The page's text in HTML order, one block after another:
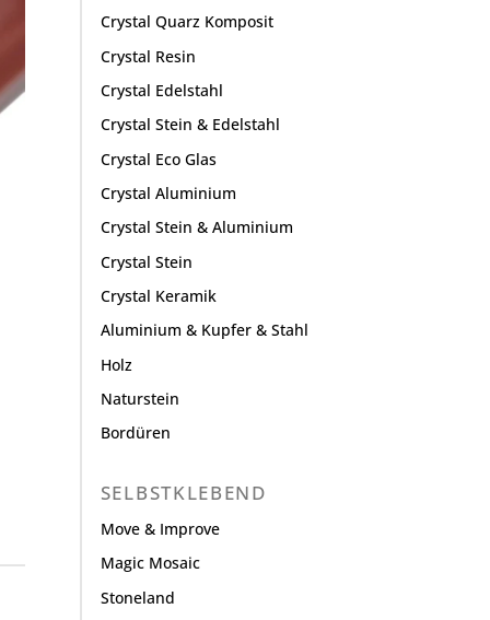
Crystal Quarz Komposit
Crystal Resin
Crystal Edelstahl
Crystal Stein & Edelstahl
Crystal Eco Glas
Crystal Aluminium
Crystal Stein & Aluminium
Crystal Stein
Crystal Keramik
Aluminium & Kupfer & Stahl
Holz
Naturstein
Bordüren
SELBSTKLEBEND
Move & Improve
Magic Mosaic
Stoneland